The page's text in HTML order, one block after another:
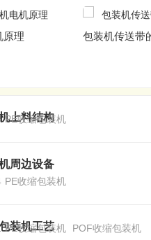
原理 包装机传送带
上料结构
PE收缩包装机
周边设备
PE收缩包装机
装机工艺
PE收缩包装机 POF收缩包装机